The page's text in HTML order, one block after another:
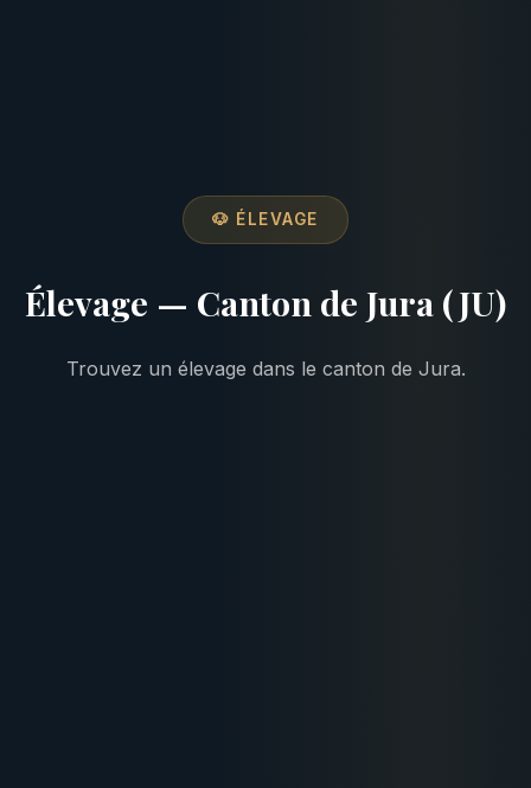
🐶 ÉLEVAGE
Élevage — Canton de Jura (JU)
Trouvez un élevage dans le canton de Jura.